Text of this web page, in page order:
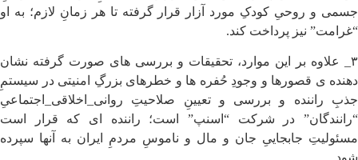
جسمی و روحیِ کودکِ مورد آزار قرار گرفته تا هر زمانِ لازم؛ به او
“غرامت” نیز پرداخت کند.
۳_ علاوه بر این موارد، تحقیقات و بررسی های صورت گرفته نشان
دهنده ی قصورها و وجودِ حُفره ها و خطرهای بزرگِ امنیتی در سیستمِ
جذبِ راننده و بررسی و تعیینِ صلاحیتِ روانی_اخلاقی_اجتماعیِ
“رانندگان” در شرکت “اسنپ” است؛ راننده ای که قرار است
مسئولیتِ جابجاییِ جان و مال و ناموسِ مردمِ ایران به آنها سپرده